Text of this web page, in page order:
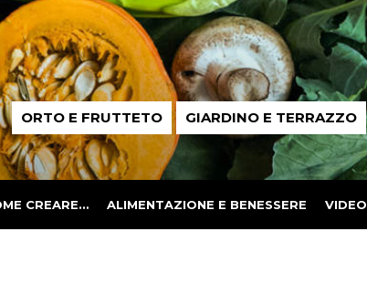
ORTO E FRUTTETO GIARDINO E TERRAZZO
CREARE… ALIMENTAZIONE E BENESSERE VIDEO